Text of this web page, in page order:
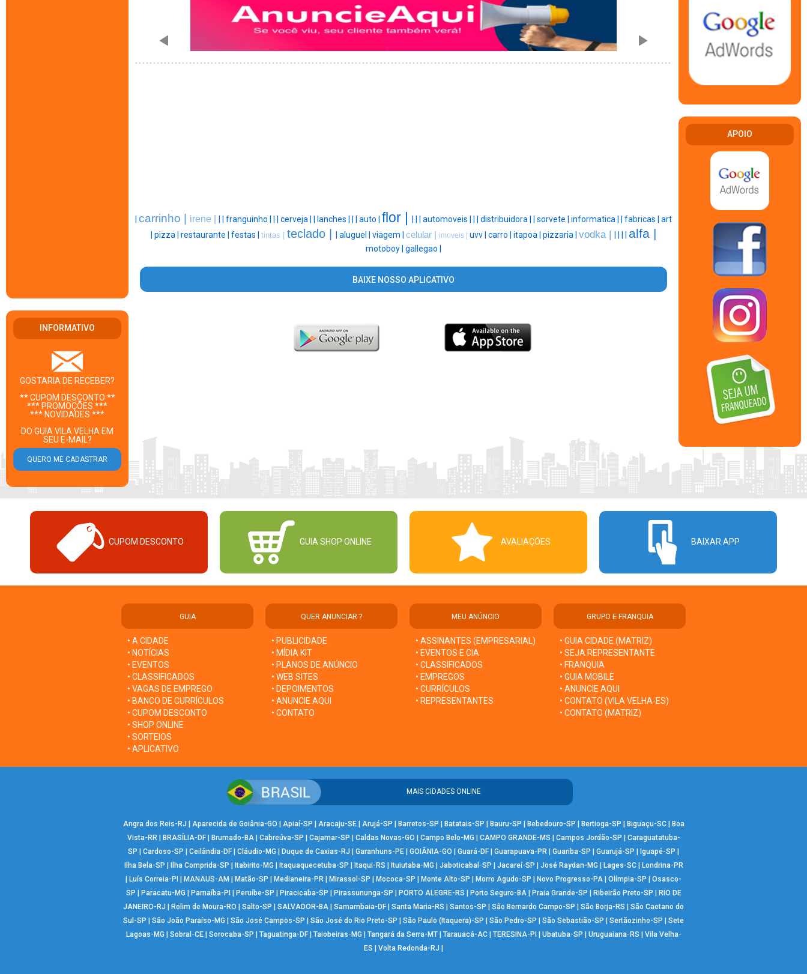
INFORMATIVO
GOSTARIA DE RECEBER?
** CUPOM DESCONTO **
*** PROMOÇÕES ***
*** NOVIDADES ***
DO GUIA VILA VELHA EM
SEU E-MAIL?
carrinho | irene | franguinho | cerveja | lanches | auto | flor | automoveis | distribuidora | sorvete | informatica | fabricas | art
pizza | restaurante | festas | tintas | teclado | aluguel | viagem | celular | imoveis | uvv | carro | itapoa | pizzaria | vodka | alfa |
motoboy | gallegao |
BAIXE NOSSO APLICATIVO
APOIO
CUPOM DESCONTO GUIA SHOP ONLINE AVALIAÇÕES BAIXAR APP
GUIA
• A CIDADE
• NOTÍCIAS
• EVENTOS
• CLASSIFICADOS
• VAGAS DE EMPREGO
• BANCO DE CURRÍCULOS
• CUPOM DESCONTO
• SHOP ONLINE
• SORTEIOS
• APLICATIVO
QUER ANUNCIAR ?
• PUBLICIDADE
• MÍDIA KIT
• PLANOS DE ANÚNCIO
• WEB SITES
• DEPOIMENTOS
• ANUNCIE AQUI
• CONTATO
MEU ANÚNCIO
• ASSINANTES (EMPRESARIAL)
• EVENTOS E CIA
• CLASSIFICADOS
• EMPREGOS
• CURRÍCULOS
• REPRESENTANTES
GRUPO E FRANQUIA
• GUIA CIDADE (MATRIZ)
• SEJA REPRESENTANTE
• FRANQUIA
• GUIA MOBILE
• ANUNCIE AQUI
• CONTATO (VILA VELHA-ES)
• CONTATO (MATRIZ)
MAIS CIDADES ONLINE
Angra dos Reis-RJ | Aparecida de Goiânia-GO | Apiaí-SP | Aracaju-SE| Arujá-SP | Barretos-SP | Batatais-SP | Bauru-SP | Bebedouro-SP | Bertioga-SP | Biguaçu-SC| Boa
Vista-RR | BRASÍLIA-DF| Brumado-BA| Cabreúva-SP | Cajamar-SP | Caldas Novas-GO | Campo Belo-MG | CAMPO GRANDE-MS | Campos Jordão-SP | Caraguatatuba-
SP | Cardoso-SP | Ceilândia-DF | Cláudio-MG | Duque de Caxias-RJ | Garanhuns-PE | GOIÂNIA-GO | Guará-DF | Guarapuava-PR | Guariba-SP | Guarujá-SP | Iguapé-SP |
Ilha Bela-SP | Ilha Comprida-SP | Itabirito-MG | Itaquaquecetuba-SP | Itaqui-RS | Ituiutaba-MG | Jaboticabal-SP | Jacareí-SP | José Raydan-MG | Lages-SC| Londrina-PR
| Luís Correia-PI | MANAUS-AM | Matão-SP | Medianeira-PR | Mirassol-SP | Mococa-SP | Monte Alto-SP | Morro Agudo-SP | Novo Progresso-PA | Olímpia-SP | Osasco-
SP | Paracatu-MG | Parnaíba-PI | Peruíbe-SP | Piracicaba-SP | Pirassununga-SP | PORTO ALEGRE-RS | Porto Seguro-BA| Praia Grande-SP | Ribeirão Preto-SP | RIO DE
JANEIRO-RJ | Rolim de Moura-RO | Salto-SP | SALVADOR-BA | Samambaia-DF | Santa Maria-RS | Santos-SP | São Bernardo Campo-SP | São Borja-RS | São Caetano do
Sul-SP | São João Paraíso-MG | São José Campos-SP | São José do Rio Preto-SP | São Paulo (Itaquera)-SP | São Pedro-SP | São Sebastião-SP | Sertãozinho-SP | Sete
Lagoas-MG | Sobral-CE| Sorocaba-SP | Taguatinga-DF| Taiobeiras-MG | Tangará da Serra-MT| Tarauacá-AC| TERESINA-PI | Ubatuba-SP | Uruguaiana-RS | Vila Velha-
ES | Volta Redonda-RJ |